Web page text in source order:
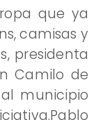
que ya
camisas y
presidenta
Camilo de
municipio